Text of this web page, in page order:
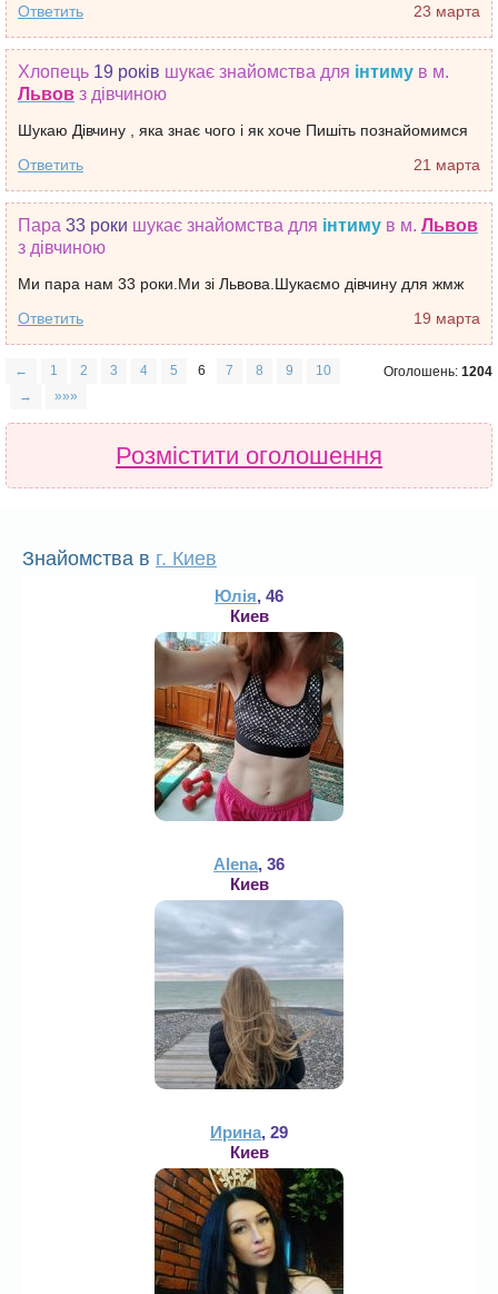
23 марта
Ответить
Хлопець 19 років шукає знайомства для інтиму в м.
Львов з дівчиною
Шукаю Дівчину , яка знає чого і як хоче Пишіть познайомимся
21 марта
Ответить
Пара 33 роки шукає знайомства для інтиму в м. Львов
з дівчиною
Ми пара нам 33 роки.Ми зі Львова.Шукаємо дівчину для жмж
19 марта
Ответить
Оголошень: 1204
← 1 2 3 4 5 6 7 8 9
10
→
»»»
Розмістити оголошення
Знайомства в г. Киев
Юлія, 46
Киев
Alena, 36
Киев
Ирина, 29
Киев